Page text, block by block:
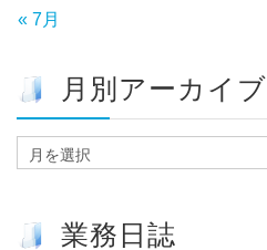
« 7月
月別アーカイブ
別
カ
業務日誌